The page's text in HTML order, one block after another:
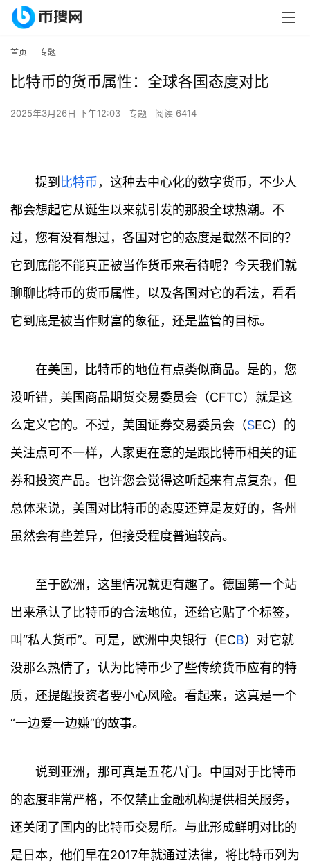
首页 专题
比特币的货币属性：全球各国态度对比
2025年3月26日 下午12:03 专题 阅读 6414
提到 比特币 ，这种去中心化的数字货币，不少人
都会想起它从诞生以来就引发的那股全球热潮。不
过，您有没有想过，各国对它的态度是截然不同的？
它到底能不能真正被当作货币来看待呢？今天我们就
聊聊比特币的货币属性，以及各国对它的看法，看看
它到底是被当作财富的象征，还是监管的目标。
在美国，比特币的地位有点类似商品。是的，您
没听错，美国商品期货交易委员会（CFTC）就是这
么定义它的。不过，美国证券交易委员会（SEC）的
关注点可不一样，人家更在意的是跟比特币相关的证
券和投资产品。也许您会觉得这听起来有点复杂，但
总体来说，美国对比特币的态度还算是友好的，各州
虽然会有些差异，但接受程度普遍较高。
至于欧洲，这里情况就更有趣了。德国第一个站
出来承认了比特币的合法地位，还给它贴了个标签，
叫“私人货币”。可是，欧洲中央银行（ECB）对它就
没那么热情了，认为比特币少了些传统货币应有的特
质，还提醒投资者要小心风险。看起来，这真是一个
“一边爱一边嫌”的故事。
说到亚洲，那可真是五花八门。中国对于比特币
的态度非常严格，不仅禁止金融机构提供相关服务，
还关闭了国内的比特币交易所。与此形成鲜明对比的
是日本，他们早在2017年就通过法律，将比特币列为